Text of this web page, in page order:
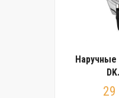
Наручные
29